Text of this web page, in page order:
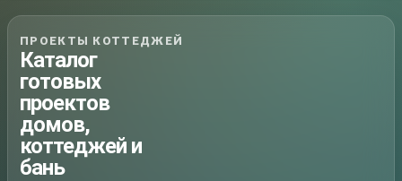
ПРОЕКТЫ КОТТЕДЖЕЙ
Каталог
готовых
проектов
домов,
коттеджей и
бань